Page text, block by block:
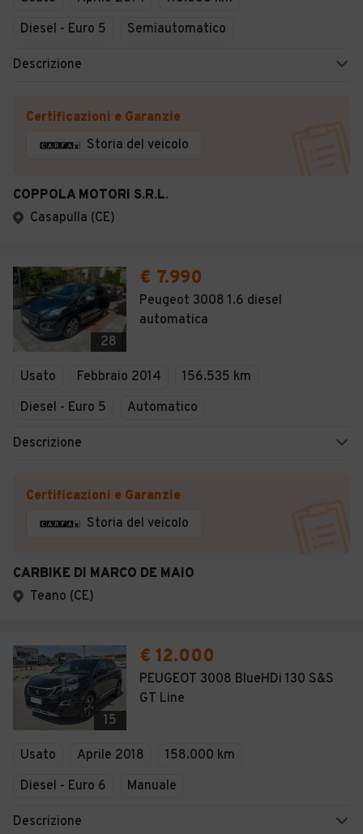
Diesel - Euro 5
Semiautomatico
Descrizione
Certificazioni e Garanzie
Storia del veicolo
COPPOLA MOTORI S.R.L.
Casapulla (CE)
28
€ 7.990
Peugeot 3008 1.6 diesel
automatica
Usato Febbraio 2014
156.535 km
Diesel - Euro 5
Automatico
Descrizione
Certificazioni e Garanzie
Storia del veicolo
CARBIKE DI MARCO DE MAIO
Teano (CE)
15
€ 12.000
PEUGEOT 3008 BlueHDi 130 S&S
GT Line
Usato Aprile 2018
158.000 km
Diesel - Euro 6
Manuale
Descrizione